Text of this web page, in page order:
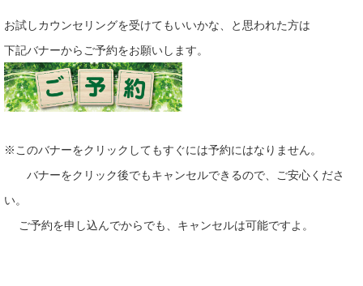
お試しカウンセリングを受けてもいいかな、と思われた方は
下記バナーからご予約をお願いします。
※このバナーをクリックしてもすぐには予約にはなりません。
バナーをクリック後でもキャンセルできるので、ご安心くださ
い。
ご予約を申し込んでからでも、キャンセルは可能ですよ。